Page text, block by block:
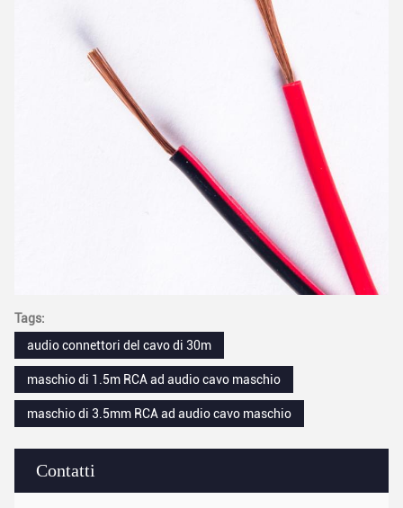
Contatti
Tags:
audio connettori del cavo di 30m
maschio di 1.5m RCA ad audio cavo maschio
maschio di 3.5mm RCA ad audio cavo maschio